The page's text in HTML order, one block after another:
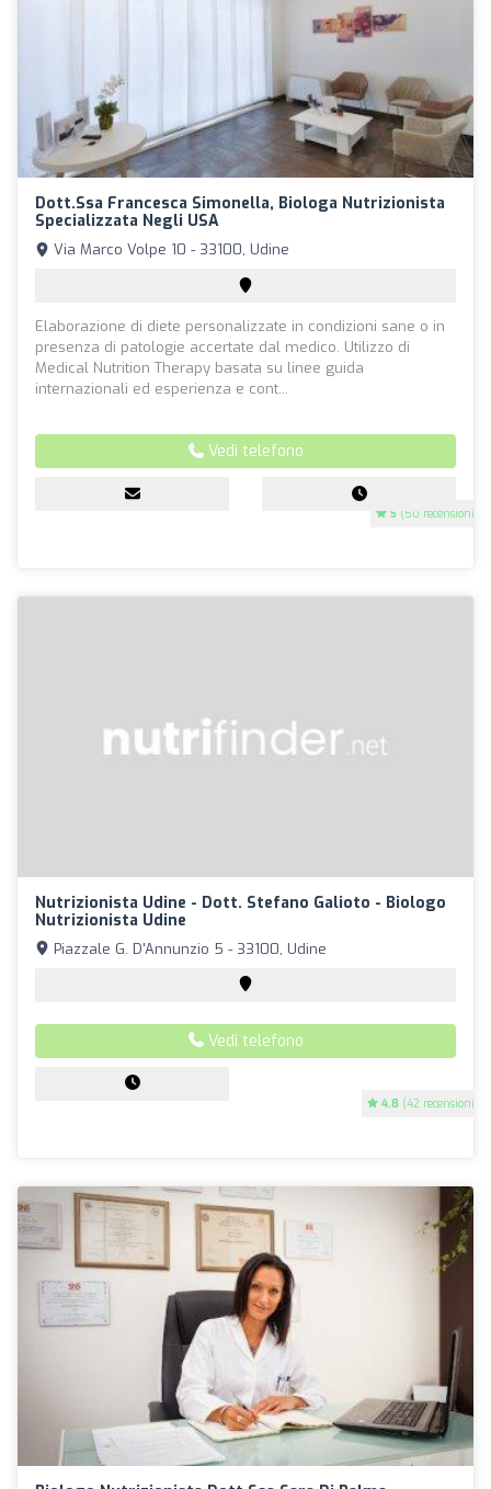
Dott.ssa Francesca Simonella, Biologa Nutrizionista
Specializzata Negli USA
5 (50 recensioni)
Via Marco Volpe 10 - 33100, Udine
Elaborazione di diete personalizzate in condizioni sane o in
presenza di patologie accertate dal medico. Utilizzo di
Medical Nutrition Therapy basata su linee guida
internazionali ed esperienza e cont...
Vedi telefono
Nutrizionista Udine - Dott. Stefano Galioto - Biologo
Nutrizionista Udine
4.8 (42 recensioni)
Piazzale G. D'Annunzio 5 - 33100, Udine
Vedi telefono